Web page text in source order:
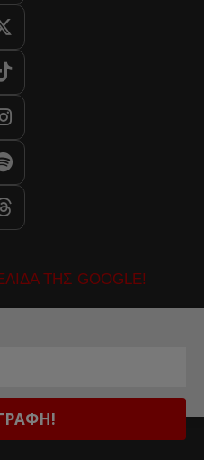
ΤΗΣ GOOGLE!